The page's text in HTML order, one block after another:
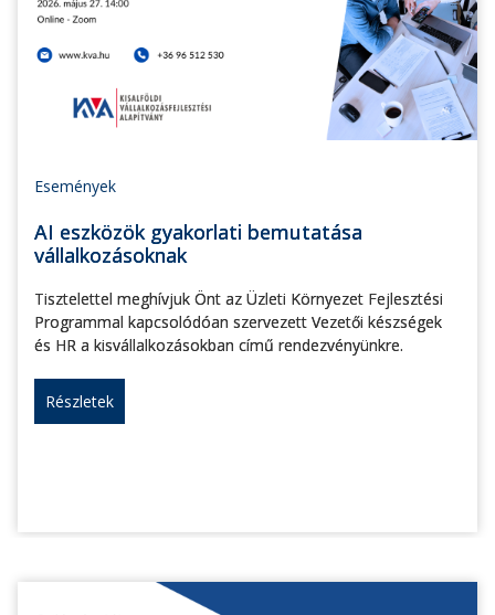
Események
AI eszközök gyakorlati bemutatása
vállalkozásoknak
Tisztelettel meghívjuk Önt az Üzleti Környezet Fejlesztési
Programmal kapcsolódóan szervezett Vezetői készségek
és HR a kisvállalkozásokban című rendezvényünkre.
Részletek